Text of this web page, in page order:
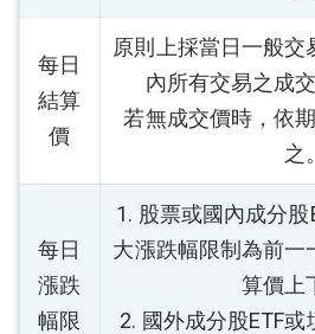
每日
結算
價
原則上採當日一般交
內所有交易之成
若無成交價時，依
之。
每日
漲跌
幅限
1. 股票或國內成分
大漲跌幅限制為前一
算價上
2. 國外成分股ETF